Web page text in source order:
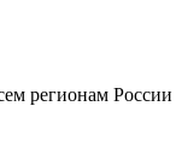
регионам России